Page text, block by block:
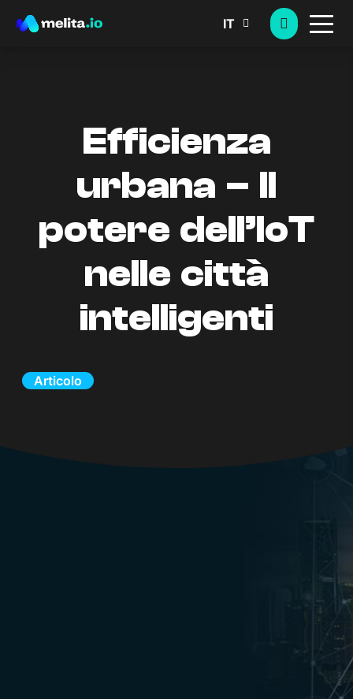
IT
Efficienza
urbana – Il
potere dell’IoT
nelle città
intelligenti
Articolo